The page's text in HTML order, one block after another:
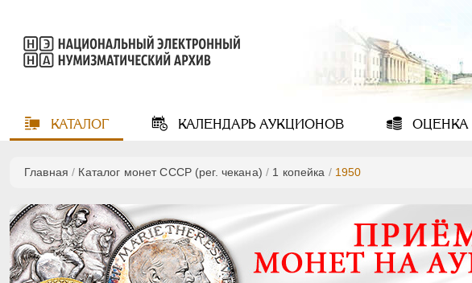
КАТАЛОГ КАЛЕНДАРЬАУКЦИОНОВ ОЦЕНКА
Главная / Каталог монет СССР (рег. чекана) / 1 копейка / 1950